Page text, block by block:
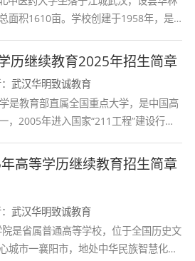
建设的方法和工具；
处理等知识；
协调及领导的基本能力。
设置
用等多个模块，注重理论与
完整知识体系的人力资源管
面积1610亩。学校创建于1958年，是
历继续教育2025年招生简章
武汉华明致诚教育
是教育部直属全国重点大学，是中国高
，2005年进入国家“211工程”建设行
高等学历继续教育招生简章
武汉华明致诚教育
城市一襄阳市，地处中华民族智慧化身